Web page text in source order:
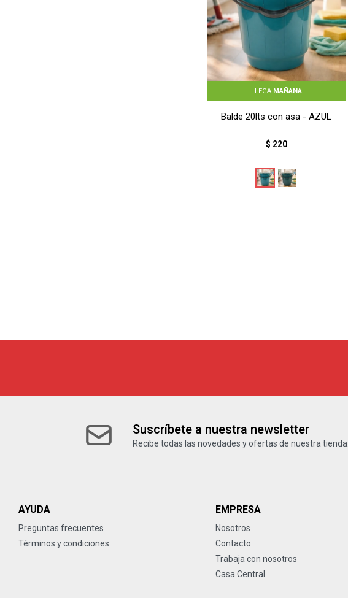
LLEGA MAÑANA
Balde 20lts con asa - AZUL
$ 220
Suscríbete a nuestra newsletter
Recibe todas las novedades y ofertas de nuestra tienda.
AYUDA
Preguntas frecuentes
Términos y condiciones
EMPRESA
Nosotros
Contacto
Trabaja con nosotros
Casa Central